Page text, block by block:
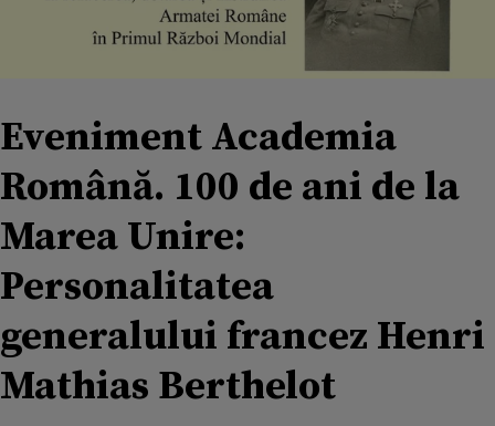
Eveniment Academia
Română. 100 de ani de la
Marea Unire:
Personalitatea
generalului francez Henri
Mathias Berthelot